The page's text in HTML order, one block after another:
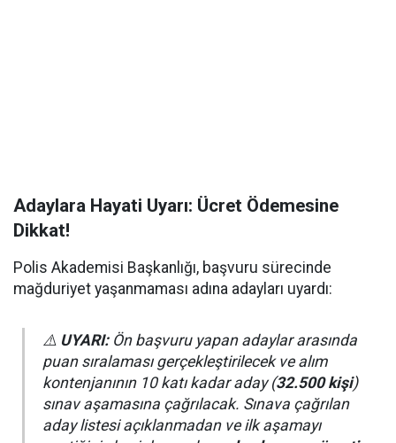
Adaylara Hayati Uyarı: Ücret Ödemesine
Dikkat!
Polis Akademisi Başkanlığı, başvuru sürecinde
mağduriyet yaşanmaması adına adayları uyardı:
⚠️ UYARI:Ön başvuru yapan adaylar arasında
puan sıralaması gerçekleştirilecek ve alım
kontenjanının 10 katı kadar aday (32.500 kişi)
sınav aşamasına çağrılacak. Sınava çağrılan
aday listesi açıklanmadan ve ilk aşamayı